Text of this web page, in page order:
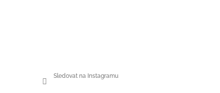
Sledovat na Instagramu